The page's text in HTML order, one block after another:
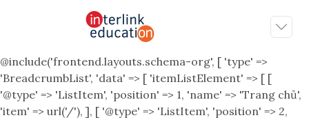
@include('frontend.layouts.schema-org', [ 'type' =>
'BreadcrumbList', 'data' => [ 'itemListElement' => [ [
'@type' => 'ListItem', 'position' => 1, 'name' => 'Trang chủ',
'item' => url('/'), ], [ '@type' => 'ListItem', 'position' => 2,